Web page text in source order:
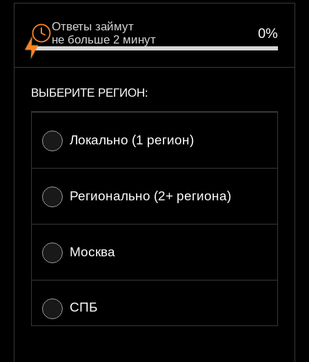
Ответы займут
не больше 2 минут
0%
ВЫБЕРИТЕ РЕГИОН:
Локально (1 регион)
Регионально (2+ региона)
Москва
СПБ